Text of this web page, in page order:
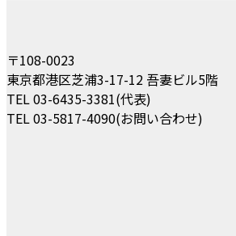
〒108-0023
東京都港区芝浦3-17-12 吾妻ビル5階
TEL 03-6435-3381(代表)
TEL 03-5817-4090(お問い合わせ)